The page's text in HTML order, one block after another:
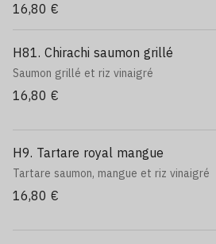
16,80 €
H81. Chirachi saumon grillé
Saumon grillé et riz vinaigré
16,80 €
H9. Tartare royal mangue
Tartare saumon, mangue et riz vinaigré
16,80 €